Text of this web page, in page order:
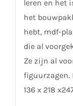
leren en het
het
hebt, mdf-
die al
Ze zijn al
figuurzagen.
136 x 218